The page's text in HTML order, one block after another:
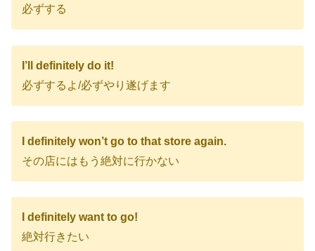
必ずする
I’ll definitely do it!
必ずするよ/必ずやり遂げます
I definitely won’t go to that store again.
その店にはもう絶対に行かない
I definitely want to go!
絶対行きたい